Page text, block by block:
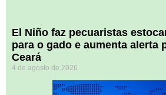
El Niño faz pecuaristas
para o gado e aumenta alerta
Ceará
4 de agosto de 2026